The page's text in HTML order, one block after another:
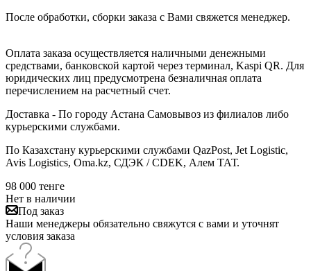
После обработки, сборки заказа с Вами свяжется менеджер.
Оплата заказа осуществляется наличными денежными
средствами, банковской картой через терминал, Kaspi QR. Для
юридических лиц предусмотрена безналичная оплата
перечислением на расчетный счет.
Доставка - По городу Астана Самовывоз из филиалов либо
курьерскими службами.
По Казахстану курьерскими службами QazPost, Jet Logistic,
Avis Logistics, Oma.kz, СДЭК / CDEK, Алем ТАТ.
98 000 тенге
Нет в наличии
Под заказ
Наши менеджеры обязательно свяжутся с вами и уточнят
условия заказа